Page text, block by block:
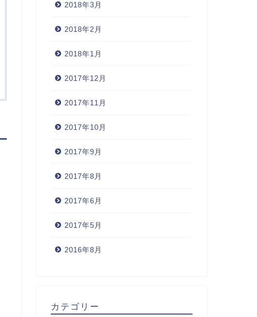
2018年3月
2018年2月
2018年1月
2017年12月
2017年11月
2017年10月
2017年9月
2017年8月
2017年6月
2017年5月
2016年8月
カテゴリー